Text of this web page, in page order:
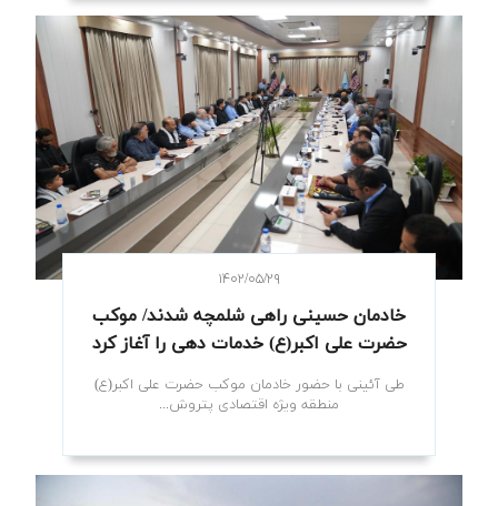
۱۴۰۲/۰۵/۲۹
خادمان حسینی راهی شلمچه شدند/ موکب
حضرت علی اکبر(ع) خدمات دهی را آغاز کرد
طی آئینی با حضور خادمان موکب حضرت علی اکبر(ع)
منطقه ویژه اقتصادی پتروش...